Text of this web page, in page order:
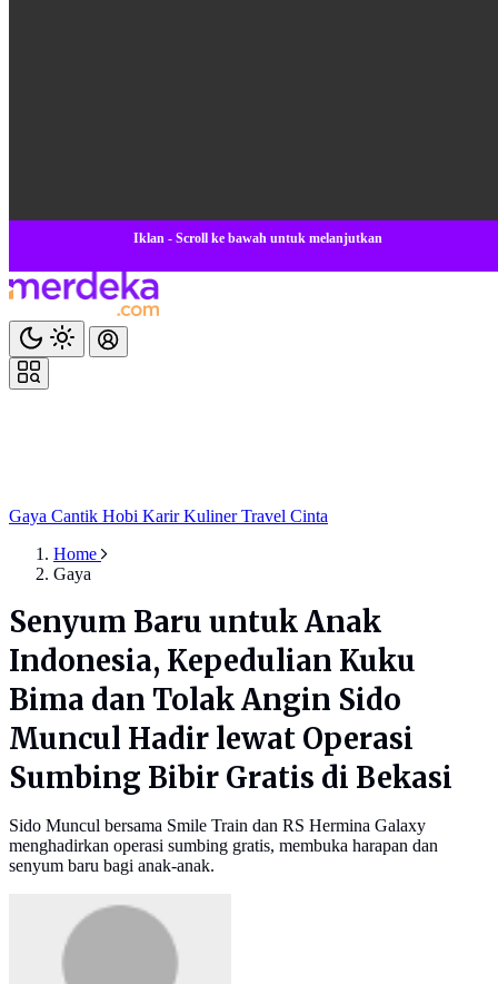
Iklan - Scroll ke bawah untuk melanjutkan
Gaya Cantik Hobi KarirKulinerTravel Cinta
Home
Gaya
Senyum Baru untuk Anak
Indonesia, Kepedulian Kuku
Bima dan Tolak Angin Sido
Muncul Hadir lewat Operasi
Sumbing Bibir Gratis di Bekasi
Sido Muncul bersama Smile Train dan RS Hermina Galaxy
menghadirkan operasi sumbing gratis, membuka harapan dan
senyum baru bagi anak-anak.